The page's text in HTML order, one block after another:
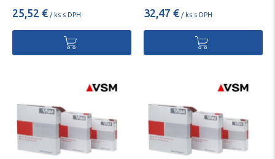
25,52 € / ks s DPH 32,47 € / ks s DPH